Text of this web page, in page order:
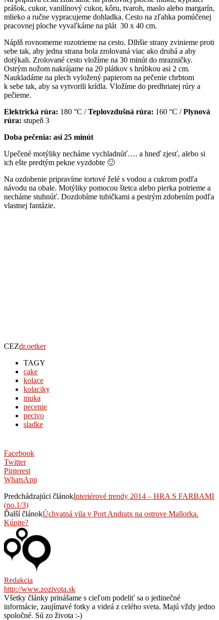
prášok, cukor, vanilínový cukor, kôru, tvaroh, maslo alebo margarín,
mlieko a ručne vypracujeme dohladka. Cesto na zľahka pomúčenej
pracovnej ploche vyvaľkáme na plát 30 x 40 cm.
Náplň rovnomerne rozotrieme na cesto. Dlhšie strany zvinieme proti
sebe tak, aby jedna strana bola zrolovaná viac ako druhá a aby
dotýkali. Zrolované cesto vložíme na 30 minút do mrazničky.
Ostrým nožom nakrájame na 20 plátkov s hrúbkou asi 2 cm.
Naukladáme na plech vyložený papierom na pečenie chrbtom
k sebe tak, aby sa vytvorili krídla. Vložíme do predhriatej rúry a
pečieme.
Elektrická rúra: 180 °C /Teplovzdušná rúra: 160 °C /Plynová
rúra: stupeň 3
Doba pečenia: asi 25 minút
Upečené motýliky necháme vychladnúť…. a hneď zjesť, alebo si
ich ešte predtým pekne vyzdobte 🙂
Na ozdobenie pripravíme tortové želé s vodou a cukrom podľa
návodu na obale. Motýliky pomocou štetca alebo pierka potrieme a
necháme stuhnúť. Dozdobíme tubičkami a pestrým zdobením podľa
vlastnej fantázie.
CEZdr.oetker
TAGY
cake
kolace
kolaciky
muka
pecenie
pecivo
sladke
Facebook
Twitter
Pinterest
WhatsApp
Predchádzajúci článokInteriérové trendy 2014 – HRA S FARBAMI
(no.1/3)
Ďalší článokÚchvatná vila v Port Andratx na ostrove Mallorka.
Kúpite?
Redakcia
http://www.zozivota.sk
Všetky články prinášame s cieľom podeliť sa o jedinečné
informácie, zaujímavé fotky a videá z celého sveta. Majú vždy jedno
spoločné. Sú zo života :-)